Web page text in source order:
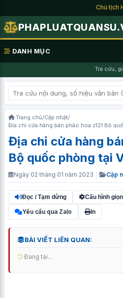
Chủ tịch
DANH MỤC
Tra cứu,
Trang chủ/Cập nhật/
Địa chỉ cửa hàng bán pháo hoa z121 Bộ
Địa chỉ cửa hàng
Bộ quốc phòng tại
Ngày 02 tháng 01 năm 2023 Cập
Đọc / Tạm dừng Cấu hình
Yêu cầu qua Zalo In
BÀI VIẾT LIÊN QUAN:
Đang tải...